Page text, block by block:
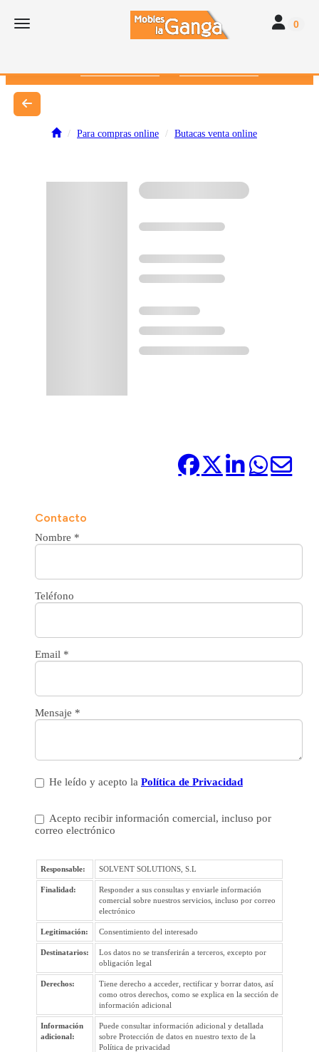
Toggle navigation Toggle
0
Para compras online Butacas venta online
Contacto
Nombre *
Teléfono
Email *
Mensaje *
He leído y acepto la Política de Privacidad
Acepto recibir información comercial, incluso por
correo electrónico
Responsable: SOLVENT SOLUTIONS, S.L
Finalidad:
Responder a sus consultas y enviarle información
comercial sobre nuestros servicios, incluso por correo
electrónico
Legitimación: Consentimiento del interesado
Destinatarios:
Los datos no se transferirán a terceros, excepto por
obligación legal
Derechos:
Tiene derecho a acceder, rectificar y borrar datos, así
como otros derechos, como se explica en la sección de
información adicional
Información
adicional:
Puede consultar información adicional y detallada
sobre Protección de datos en nuestro texto de la
Política de privacidad